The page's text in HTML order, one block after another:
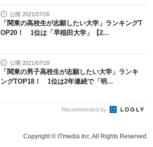
公開 2021/07/16
「関東の高校生が志願したい大学」ランキングT
OP20！ 1位は「早稲田大学」【2...
公開 2021/07/18
「関東の男子高校生が志願したい大学」ランキ
ングTOP18！ 1位は2年連続で「明...
Recommended by
Copyright © ITmedia Inc. All Rights Reserved.